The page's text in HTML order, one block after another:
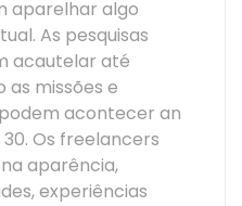
aparelhar algo
As pesquisas
acautelar até
as missões e
acontecer an
Os freelancers
aparência,
experiências